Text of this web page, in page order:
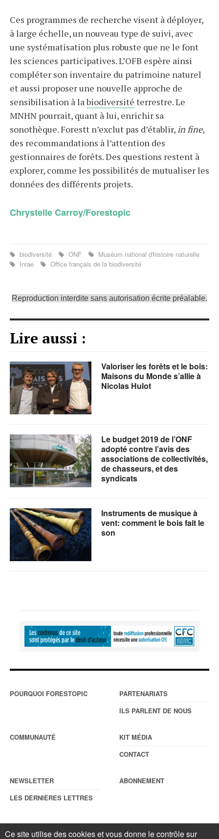
Ces programmes de recherche visent à déployer,
à large échelle, un nouveau type de suivi, avec
une systématisation plus robuste que ne le font
les sciences participatives. L’OFB espère ainsi
compléter son inventaire du patrimoine naturel
et aussi proposer une nouvelle approche de
sensibilisation à labiodiversité terrestre. Le
MNHN pourrait, quant à lui, enrichir sa
sonothèque. Forestt n’exclut pas d’établir, in fine,
des recommandations à l’attention des
gestionnaires de forêts. Des questions restent à
explorer, comme les possibilités de mutualiser les
données des différents projets.
Chrystelle Carroy/Forestopic
biodiversité ONF
Muséum national d'histoire naturelle
Inrae
Office français de la biodiversité
Reproduction interdite sans autorisation écrite préalable.
Lire aussi :
Valoriser les forêts et le bois:
Maisons du Monde s’allie à
Nicolas Hulot
Le budget 2019 de l’ONF
adopté contre l’avis des
associations de collectivités,
de chasseurs, et des
syndicats
Instruments de musique à
vent: comment le bois fait le
son
POURQUOI FORESTOPIC
PARTENARIATS
ILS PARLENT DE NOUS
COMMUNAUTÉ
KIT MÉDIA
CONTACT
NEWSLETTER
LES DERNIÈRES LETTRES
ABONNEMENT
© ForestopicMentions légales. Reproduction interdite sans autorisation
Ce site utilise des cookies et vous donne le contrôle sur